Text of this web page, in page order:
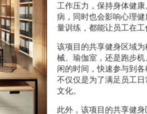
工作压力，保持身体健
病，同时也会影响心理
量训练，都能让员工在工
该项目的共享健身区域
械、瑜伽室，还是跑步
闲的时间，快速参与到
不仅仅是为了满足员工
文化。
此外，该项目的共享健